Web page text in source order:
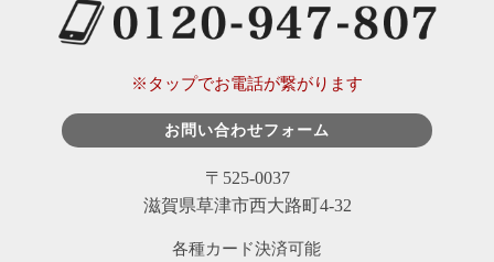
※タップでお電話が繋がります
お問い合わせフォーム
〒525-0037
滋賀県草津市西大路町4-32
各種カード決済可能